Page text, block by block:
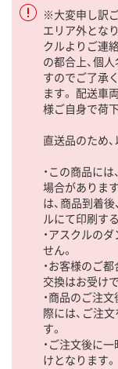
※大変申し訳
エリア外とな
クルよりご連
の都合上、個
すのでご了承
ます。 配送車
様ご自身で荷
直送品のため
・この商品に
場合がありま
は、商品到着
ルにて印刷す
・アスクルの
せん。
・お客様のご
交換はお受け
・商品のご注
際には、ご注
す。
・ご注文後に
けとなります。